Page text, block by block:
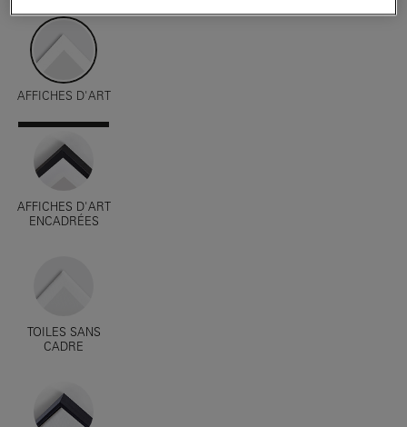
AFFICHES D'ART
AFFICHES D'ART
ENCADRÉES
TOILES SANS
CADRE